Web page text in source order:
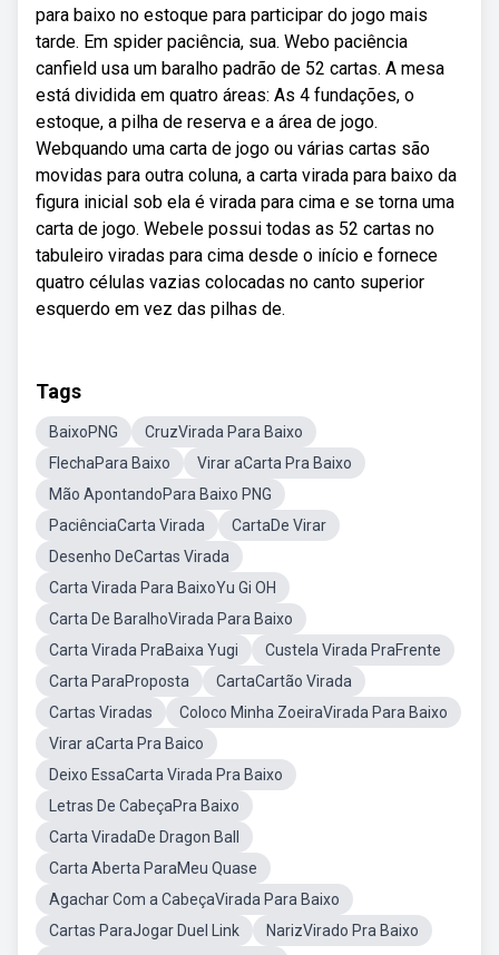
para baixo no estoque para participar do jogo mais
tarde. Em spider paciência, sua. Webo paciência
canfield usa um baralho padrão de 52 cartas. A mesa
está dividida em quatro áreas: As 4 fundações, o
estoque, a pilha de reserva e a área de jogo.
Webquando uma carta de jogo ou várias cartas são
movidas para outra coluna, a carta virada para baixo da
figura inicial sob ela é virada para cima e se torna uma
carta de jogo. Webele possui todas as 52 cartas no
tabuleiro viradas para cima desde o início e fornece
quatro células vazias colocadas no canto superior
esquerdo em vez das pilhas de.
Tags
BaixoPNG
CruzVirada Para Baixo
FlechaPara Baixo
Virar aCarta Pra Baixo
Mão ApontandoPara Baixo PNG
PaciênciaCarta Virada
CartaDe Virar
Desenho DeCartas Virada
Carta Virada Para BaixoYu Gi OH
Carta De BaralhoVirada Para Baixo
Carta Virada PraBaixa Yugi
Custela Virada PraFrente
Carta ParaProposta
CartaCartão Virada
Cartas Viradas
Coloco Minha ZoeiraVirada Para Baixo
Virar aCarta Pra Baico
Deixo EssaCarta Virada Pra Baixo
Letras De CabeçaPra Baixo
Carta ViradaDe Dragon Ball
Carta Aberta ParaMeu Quase
Agachar Com a CabeçaVirada Para Baixo
Cartas ParaJogar Duel Link
NarizVirado Pra Baixo